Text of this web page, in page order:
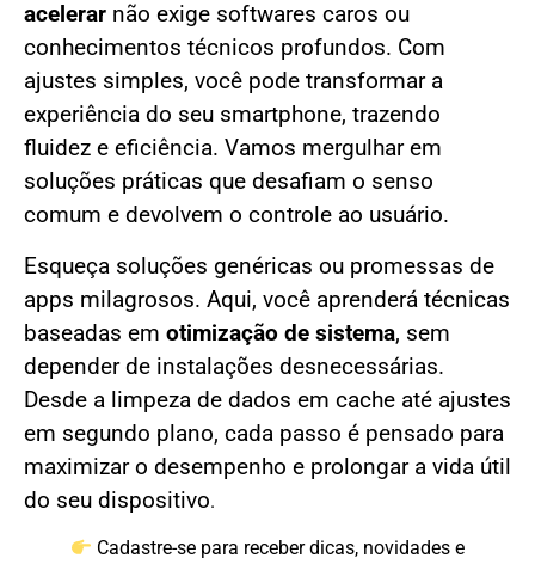
acelerar não exige softwares caros ou
conhecimentos técnicos profundos. Com
ajustes simples, você pode transformar a
experiência do seu smartphone, trazendo
fluidez e eficiência. Vamos mergulhar em
soluções práticas que desafiam o senso
comum e devolvem o controle ao usuário.
Esqueça soluções genéricas ou promessas de
apps milagrosos. Aqui, você aprenderá técnicas
baseadas em otimização de sistema, sem
depender de instalações desnecessárias.
Desde a limpeza de dados em cache até ajustes
em segundo plano, cada passo é pensado para
maximizar o desempenho e prolongar a vida útil
do seu dispositivo.
Cadastre-se para receber dicas, novidades e